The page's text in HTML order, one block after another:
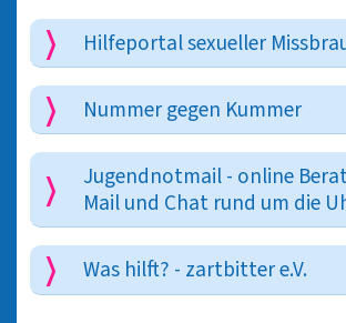
Hilfeportal sexueller
Nummer gegen Kummer
Jugendnotmail - online
Mail und Chat rund um die
Was hilft? - zartbitter e.V.